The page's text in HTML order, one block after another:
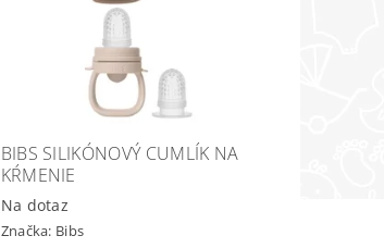
BIBS SILIKÓNOVÝ CUMLÍK NA
KŔMENIE
Na dotaz
Značka: Bibs